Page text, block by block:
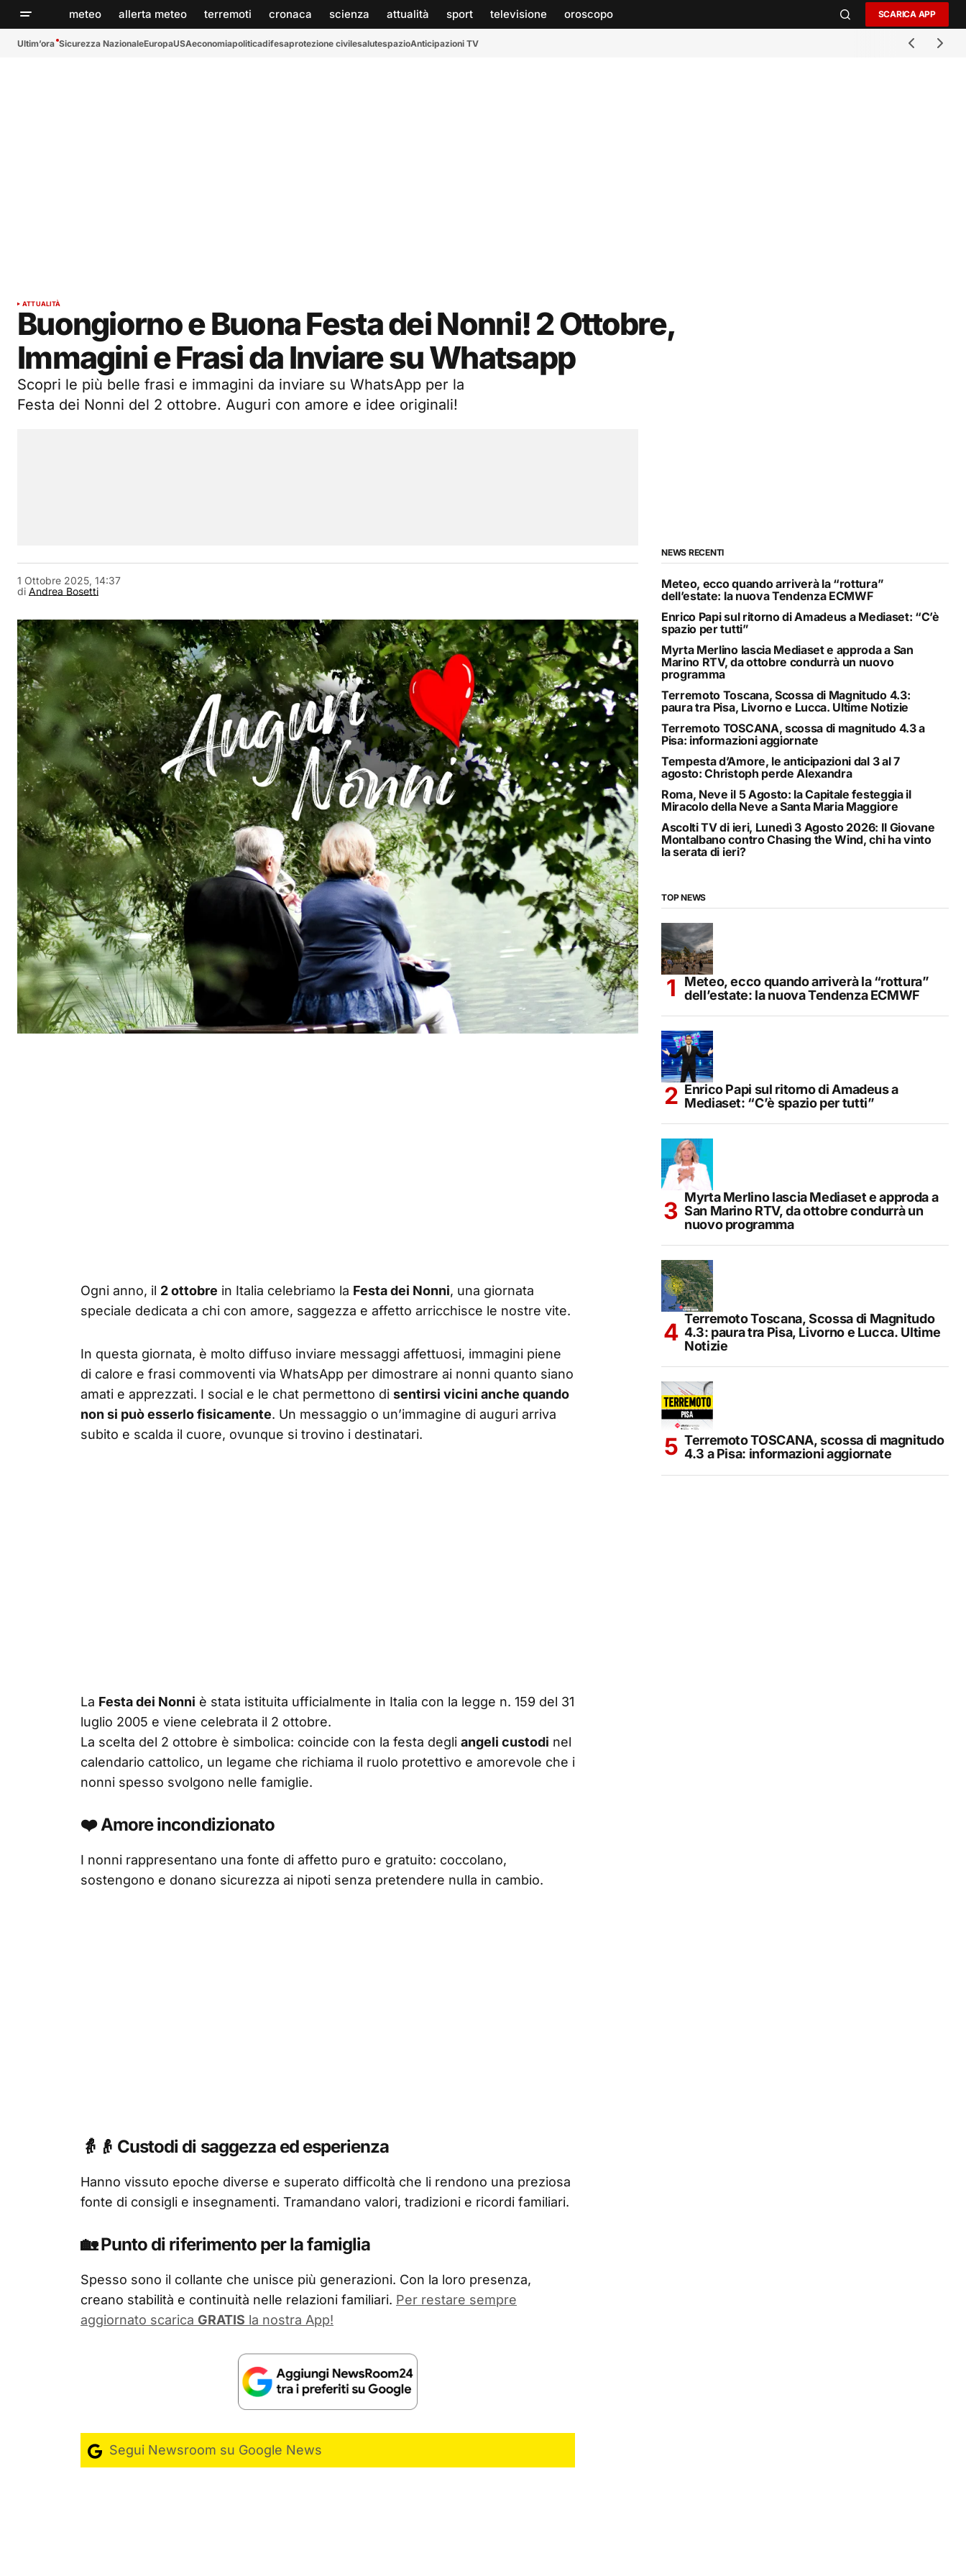
meteo allerta meteo terremoti cronaca scienza attualità sport televisione oroscopo SCARICA APP
Ultim’ora Sicurezza NazionaleEuropaUSAeconomiapoliticadifesaprotezione civilesalutespazioAnticipazioni TV
ATTUALITÀ
Buongiorno e Buona Festa dei Nonni! 2 Ottobre,
Immagini e Frasi da Inviare su Whatsapp
Scopri le più belle frasi e immagini da inviare su WhatsApp per la
Festa dei Nonni del 2 ottobre. Auguri con amore e idee originali!
di Andrea Bosetti
1 Ottobre 2025, 14:37
Ogni anno, il 2 ottobre in Italia celebriamo la Festa dei Nonni, una giornata
speciale dedicata a chi con amore, saggezza e affetto arricchisce le nostre vite.
In questa giornata, è molto diffuso inviare messaggi affettuosi, immagini piene
di calore e frasi commoventi via WhatsApp per dimostrare ai nonni quanto siano
amati e apprezzati. I social e le chat permettono di sentirsi vicini anche quando
non si può esserlo fisicamente. Un messaggio o un’immagine di auguri arriva
subito e scalda il cuore, ovunque si trovino i destinatari.
La Festa dei Nonni è stata istituita ufficialmente in Italia con la legge n. 159 del 31
luglio 2005 e viene celebrata il 2 ottobre.
La scelta del 2 ottobre è simbolica: coincide con la festa degli angeli custodi nel
calendario cattolico, un legame che richiama il ruolo protettivo e amorevole che i
nonni spesso svolgono nelle famiglie.
❤️ Amore incondizionato
I nonni rappresentano una fonte di affetto puro e gratuito: coccolano,
sostengono e donano sicurezza ai nipoti senza pretendere nulla in cambio.
👵👴 Custodi di saggezza ed esperienza
Hanno vissuto epoche diverse e superato difficoltà che li rendono una preziosa
fonte di consigli e insegnamenti. Tramandano valori, tradizioni e ricordi familiari.
🏡 Punto di riferimento per la famiglia
Spesso sono il collante che unisce più generazioni. Con la loro presenza,
creano stabilità e continuità nelle relazioni familiari. Per restare sempre
aggiornato scarica GRATIS la nostra App!
Segui Newsroom su Google News
NEWS RECENTI
Meteo, ecco quando arriverà la “rottura”
dell’estate: la nuova Tendenza ECMWF
Enrico Papi sul ritorno di Amadeus a Mediaset: “C’è
spazio per tutti”
Myrta Merlino lascia Mediaset e approda a San
Marino RTV, da ottobre condurrà un nuovo
programma
Terremoto Toscana, Scossa di Magnitudo 4.3:
paura tra Pisa, Livorno e Lucca. Ultime Notizie
Terremoto TOSCANA, scossa di magnitudo 4.3 a
Pisa: informazioni aggiornate
Tempesta d’Amore, le anticipazioni dal 3 al 7
agosto: Christoph perde Alexandra
Roma, Neve il 5 Agosto: la Capitale festeggia il
Miracolo della Neve a Santa Maria Maggiore
Ascolti TV di ieri, Lunedì 3 Agosto 2026: Il Giovane
Montalbano contro Chasing the Wind, chi ha vinto
la serata di ieri?
TOP NEWS
Meteo, ecco quando arriverà la “rottura”
dell’estate: la nuova Tendenza ECMWF
Enrico Papi sul ritorno di Amadeus a
Mediaset: “C’è spazio per tutti”
Myrta Merlino lascia Mediaset e approda a
San Marino RTV, da ottobre condurrà un
nuovo programma
Terremoto Toscana, Scossa di Magnitudo
4.3: paura tra Pisa, Livorno e Lucca. Ultime
Notizie
Terremoto TOSCANA, scossa di magnitudo
4.3 a Pisa: informazioni aggiornate